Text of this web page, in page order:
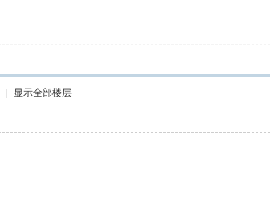
显示全部楼层